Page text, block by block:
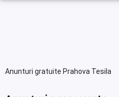
Anunturi gratuite Prahova Tesila